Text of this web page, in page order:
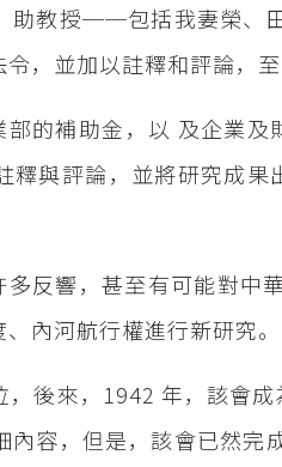
助教授──包括我妻榮、
，並加以註釋和評論，
的補助金，以 及企業
釋與評論，並將研究成
反響，甚至有可能對中
內河航行權進行新研究。
後來，1942 年，該會
容，但是，該會已然完